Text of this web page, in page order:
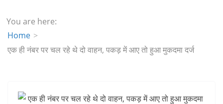
You are here:
Home
एक ही नंबर पर चल रहे थे दो वाहन, पकड़ में आए तो हुआ मुकदमा दर्ज